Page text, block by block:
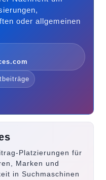
oder allgemeinen
Platzierungen für
Marken und
in Suchmaschinen